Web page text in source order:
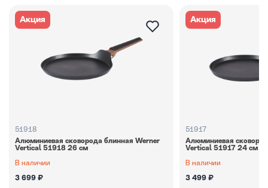
Акция
51918
Алюминиевая сковорода блинная Werner
Vertiсal 51918 26 см
В наличии
3 699 ₽
Акция
51917
Алюминиевая
Vertiсal 51917 24 см
В наличии
3 499 ₽